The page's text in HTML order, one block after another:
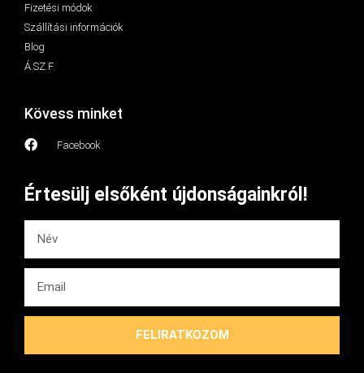
Fizetési módok
Szállítási információk
Blog
Á.SZ.F.
Kövess minket
Facebook
Értesülj elsőként újdonságainkról!
FELIRATKOZOM